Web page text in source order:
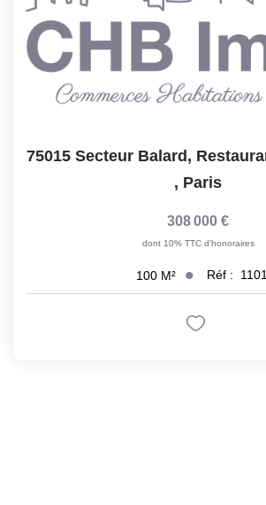
, Paris
308 000 €
dont 10% TTC d'honoraires
100 M² Réf : 1101